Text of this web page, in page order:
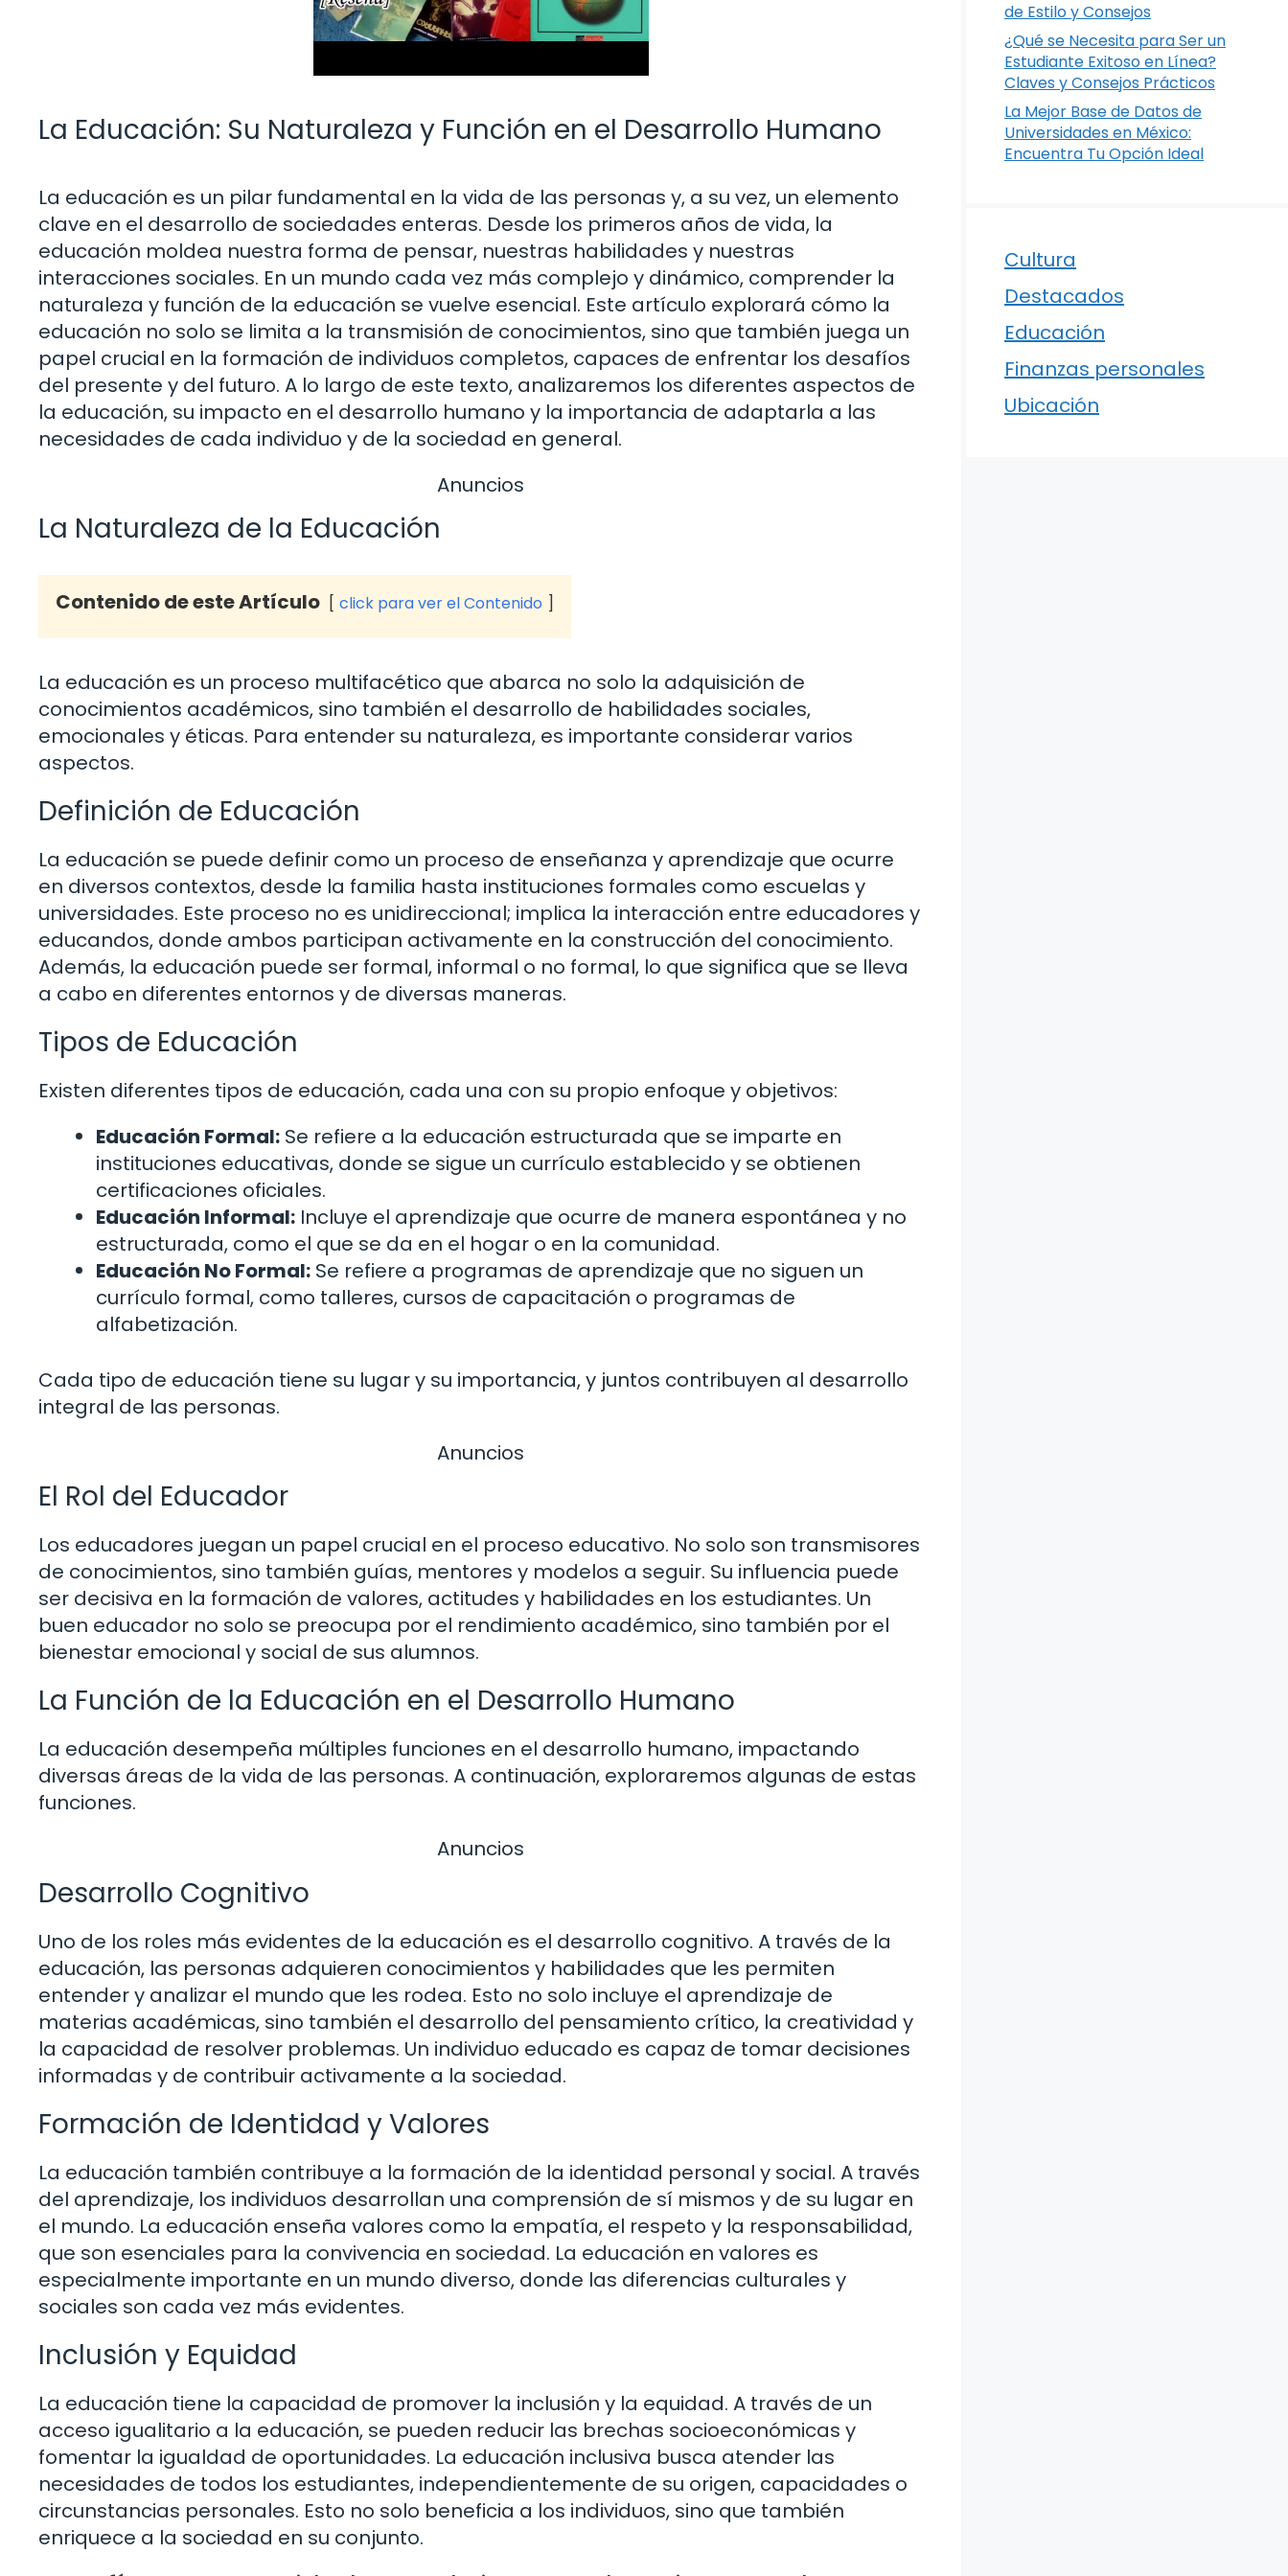
La Educación: Su Naturaleza y Función en el Desarrollo Humano
La educación es un pilar fundamental en la vida de las personas y, a su vez, un elemento
clave en el desarrollo de sociedades enteras. Desde los primeros años de vida, la
educación moldea nuestra forma de pensar, nuestras habilidades y nuestras
interacciones sociales. En un mundo cada vez más complejo y dinámico, comprender la
naturaleza y función de la educación se vuelve esencial. Este artículo explorará cómo la
educación no solo se limita a la transmisión de conocimientos, sino que también juega un
papel crucial en la formación de individuos completos, capaces de enfrentar los desafíos
del presente y del futuro. A lo largo de este texto, analizaremos los diferentes aspectos de
la educación, su impacto en el desarrollo humano y la importancia de adaptarla a las
necesidades de cada individuo y de la sociedad en general.
Anuncios
La Naturaleza de la Educación
Contenido de este Artículo click para ver el Contenido
La educación es un proceso multifacético que abarca no solo la adquisición de
conocimientos académicos, sino también el desarrollo de habilidades sociales,
emocionales y éticas. Para entender su naturaleza, es importante considerar varios
aspectos.
Definición de Educación
La educación se puede definir como un proceso de enseñanza y aprendizaje que ocurre
en diversos contextos, desde la familia hasta instituciones formales como escuelas y
universidades. Este proceso no es unidireccional; implica la interacción entre educadores y
educandos, donde ambos participan activamente en la construcción del conocimiento.
Además, la educación puede ser formal, informal o no formal, lo que significa que se lleva
a cabo en diferentes entornos y de diversas maneras.
Tipos de Educación
Existen diferentes tipos de educación, cada una con su propio enfoque y objetivos:
Educación Formal: Se refiere a la educación estructurada que se imparte en
instituciones educativas, donde se sigue un currículo establecido y se obtienen
certificaciones oficiales.
Educación Informal: Incluye el aprendizaje que ocurre de manera espontánea y no
estructurada, como el que se da en el hogar o en la comunidad.
Educación No Formal: Se refiere a programas de aprendizaje que no siguen un
currículo formal, como talleres, cursos de capacitación o programas de
alfabetización.
Cada tipo de educación tiene su lugar y su importancia, y juntos contribuyen al desarrollo
integral de las personas.
Anuncios
El Rol del Educador
Los educadores juegan un papel crucial en el proceso educativo. No solo son transmisores
de conocimientos, sino también guías, mentores y modelos a seguir. Su influencia puede
ser decisiva en la formación de valores, actitudes y habilidades en los estudiantes. Un
buen educador no solo se preocupa por el rendimiento académico, sino también por el
bienestar emocional y social de sus alumnos.
La Función de la Educación en el Desarrollo Humano
La educación desempeña múltiples funciones en el desarrollo humano, impactando
diversas áreas de la vida de las personas. A continuación, exploraremos algunas de estas
funciones.
Anuncios
Desarrollo Cognitivo
Uno de los roles más evidentes de la educación es el desarrollo cognitivo. A través de la
educación, las personas adquieren conocimientos y habilidades que les permiten
entender y analizar el mundo que les rodea. Esto no solo incluye el aprendizaje de
materias académicas, sino también el desarrollo del pensamiento crítico, la creatividad y
la capacidad de resolver problemas. Un individuo educado es capaz de tomar decisiones
informadas y de contribuir activamente a la sociedad.
Formación de Identidad y Valores
La educación también contribuye a la formación de la identidad personal y social. A través
del aprendizaje, los individuos desarrollan una comprensión de sí mismos y de su lugar en
el mundo. La educación enseña valores como la empatía, el respeto y la responsabilidad,
que son esenciales para la convivencia en sociedad. La educación en valores es
especialmente importante en un mundo diverso, donde las diferencias culturales y
sociales son cada vez más evidentes.
Inclusión y Equidad
La educación tiene la capacidad de promover la inclusión y la equidad. A través de un
acceso igualitario a la educación, se pueden reducir las brechas socioeconómicas y
fomentar la igualdad de oportunidades. La educación inclusiva busca atender las
necesidades de todos los estudiantes, independientemente de su origen, capacidades o
circunstancias personales. Esto no solo beneficia a los individuos, sino que también
enriquece a la sociedad en su conjunto.
de Estilo y Consejos
¿Qué se Necesita para Ser un
Estudiante Exitoso en Línea?
Claves y Consejos Prácticos
La Mejor Base de Datos de
Universidades en México:
Encuentra Tu Opción Ideal
Cultura
Destacados
Educación
Finanzas personales
Ubicación